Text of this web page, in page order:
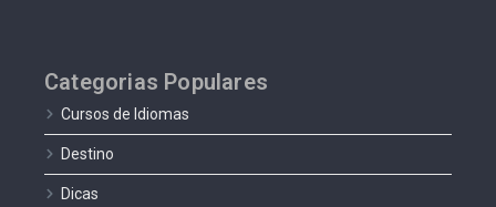
Categorias Populares
Cursos de Idiomas
Destino
Dicas